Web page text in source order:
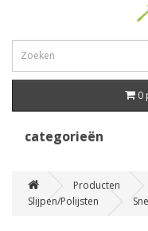
0
categorieën
Producten
Slijpen/Polijsten